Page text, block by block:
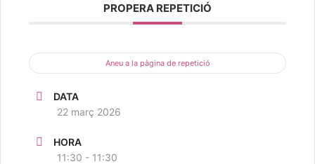
PROPERA REPETICIÓ
Aneu a la pàgina de repetició
DATA
22 març 2026
HORA
11:30 - 11:30